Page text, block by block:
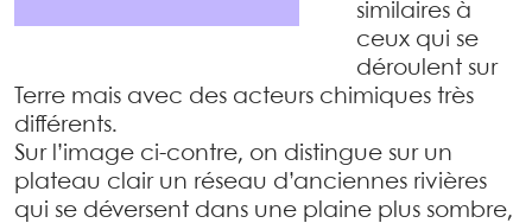
similaires à
ceux qui se
déroulent sur
Terre mais avec des acteurs chimiques très
différents.
Sur l’image ci-contre, on distingue sur un
plateau clair un réseau d’anciennes rivières
qui se déversent dans une plaine plus sombre,